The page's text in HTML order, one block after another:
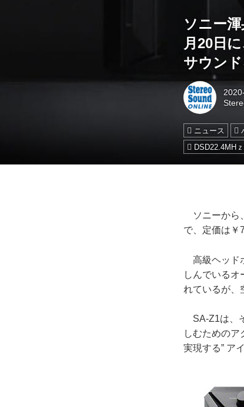
ソニー
月20日
サウン
ニュース
DSD22.4MHｚ
ソニーから
で、定価は￥
高級ヘッド
しんでいる
れているが、
SA-Z1は、
しむためのア
実現する” ア